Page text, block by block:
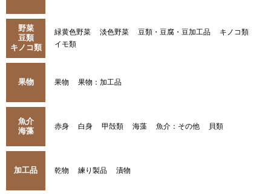
野菜
豆類
キノコ類
緑黄色野菜 淡色野菜 豆類・豆腐・豆加工品
キノコ類
イモ類
果物 果物 果物：加工品
魚介
海藻
赤身 白身 甲殻類 海藻 魚介：その他 貝類
加工品 乾物 練り製品 漬物